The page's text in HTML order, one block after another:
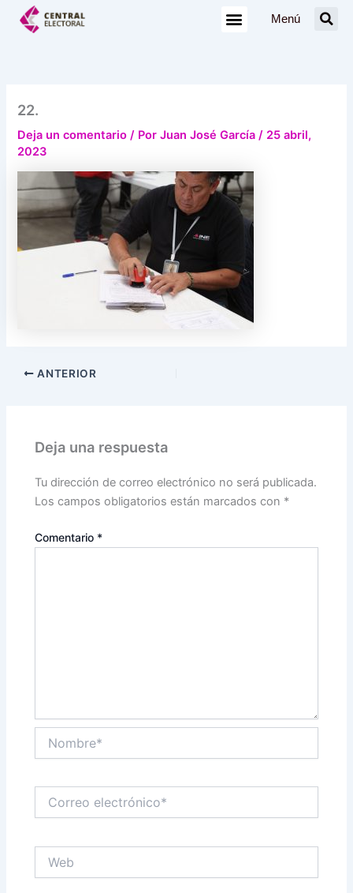
Menú
22.
Deja un comentario / PorJuan José García/ 25 abril,
2023
ANTERIOR
Deja una respuesta
Tu dirección de correo electrónico no será publicada.
Los campos obligatorios están marcados con *
Comentario *
electrónico*